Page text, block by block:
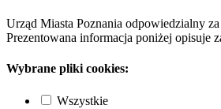
Urząd Miasta Poznania odpowiedzialny
Prezentowana informacja poniżej opisuje
Wybrane pliki cookies:
Wszystkie